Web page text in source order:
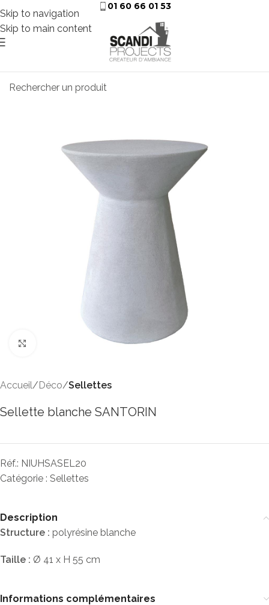
Skip to navigation
Skip to main content
01 60 66 01 53
Accueil Déco Sellettes
Sellette blanche SANTORIN
Réf.: NIUHSASEL20
Catégorie : Sellettes
Description
Structure : polyrésine blanche
Taille : Ø 41 x H 55 cm
Informations complémentaires